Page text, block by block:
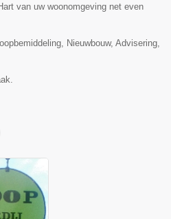
van uw woonomgeving net even
Nieuwbouw, Advisering,